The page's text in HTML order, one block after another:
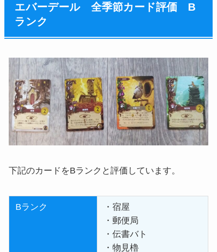
エバーデール 全季節カード評価 B
ランク
下記のカードをBランクと評価しています。
Bランク
・宿屋
・郵便局
・伝書バト
・物見櫓